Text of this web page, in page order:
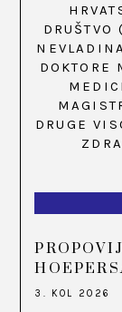
DRUŠTVO
DOKTORE
DRUGE
3. KOL 2026